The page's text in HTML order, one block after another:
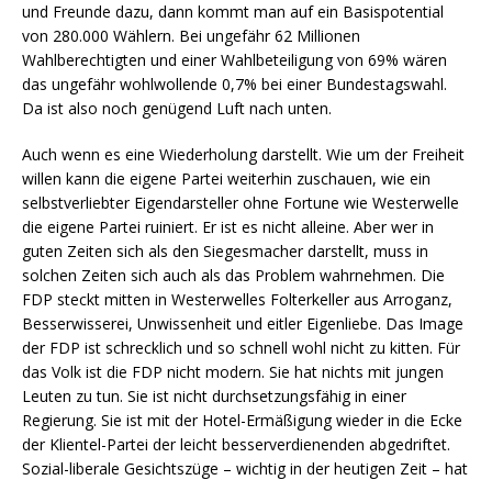
und Freunde dazu, dann kommt man auf ein Basispotential
von 280.000 Wählern. Bei ungefähr 62 Millionen
Wahlberechtigten und einer Wahlbeteiligung von 69% wären
das ungefähr wohlwollende 0,7% bei einer Bundestagswahl.
Da ist also noch genügend Luft nach unten.
Auch wenn es eine Wiederholung darstellt. Wie um der Freiheit
willen kann die eigene Partei weiterhin zuschauen, wie ein
selbstverliebter Eigendarsteller ohne Fortune wie Westerwelle
die eigene Partei ruiniert. Er ist es nicht alleine. Aber wer in
guten Zeiten sich als den Siegesmacher darstellt, muss in
solchen Zeiten sich auch als das Problem wahrnehmen. Die
FDP steckt mitten in Westerwelles Folterkeller aus Arroganz,
Besserwisserei, Unwissenheit und eitler Eigenliebe. Das Image
der FDP ist schrecklich und so schnell wohl nicht zu kitten. Für
das Volk ist die FDP nicht modern. Sie hat nichts mit jungen
Leuten zu tun. Sie ist nicht durchsetzungsfähig in einer
Regierung. Sie ist mit der Hotel-Ermäßigung wieder in die Ecke
der Klientel-Partei der leicht besserverdienenden abgedriftet.
Sozial-liberale Gesichtszüge – wichtig in der heutigen Zeit – hat